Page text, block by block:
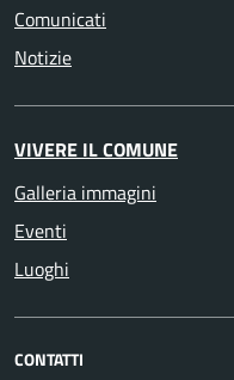
Comunicati
Notizie
VIVERE IL COMUNE
Galleria immagini
Eventi
Luoghi
CONTATTI